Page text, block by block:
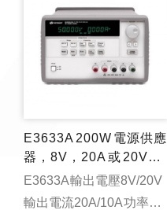
E3633A 200W 電源供應
器，8V，20A 或 20V，
10A
E3633A 輸出電壓8V/20V
輸出電流20A/10A 功率